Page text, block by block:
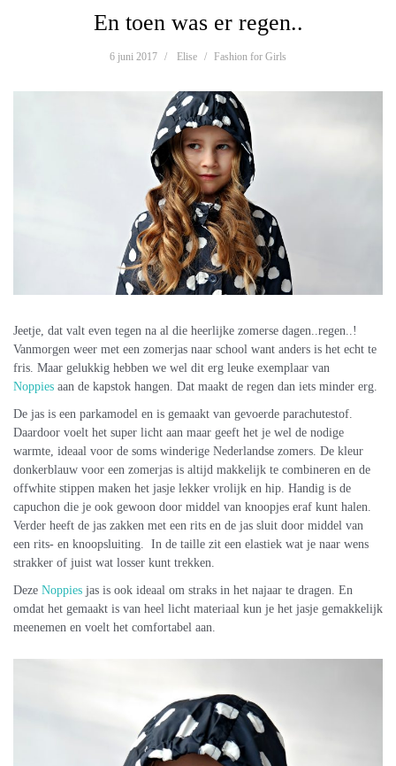
En toen was er regen..
6 juni 2017 Elise Fashion for Girls
Jeetje, dat valt even tegen na al die heerlijke zomerse dagen..regen..!
Vanmorgen weer met een zomerjas naar school want anders is het echt te
fris. Maar gelukkig hebben we wel dit erg leuke exemplaar van
Noppies aan de kapstok hangen. Dat maakt de regen dan iets minder erg.
De jas is een parkamodel en is gemaakt van gevoerde parachutestof.
Daardoor voelt het super licht aan maar geeft het je wel de nodige
warmte, ideaal voor de soms winderige Nederlandse zomers. De kleur
donkerblauw voor een zomerjas is altijd makkelijk te combineren en de
offwhite stippen maken het jasje lekker vrolijk en hip. Handig is de
capuchon die je ook gewoon door middel van knoopjes eraf kunt halen.
Verder heeft de jas zakken met een rits en de jas sluit door middel van
een rits- en knoopsluiting. In de taille zit een elastiek wat je naar wens
strakker of juist wat losser kunt trekken.
Deze Noppies jas is ook ideaal om straks in het najaar te dragen. En
omdat het gemaakt is van heel licht materiaal kun je het jasje gemakkelijk
meenemen en voelt het comfortabel aan.